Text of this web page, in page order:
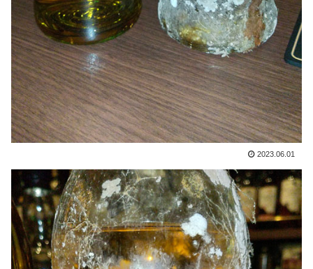
2023.06.01